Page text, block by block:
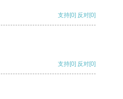
支持[0] 反对[0]
支持[0] 反对[0]